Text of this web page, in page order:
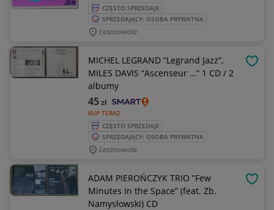
CZĘSTO SPRZEDAJE
SPRZEDAJĄCY: OSOBA PRYWATNA
Lesznowola
MICHEL LEGRAND ”Legrand Jazz”,
MILES DAVIS “Ascenseur …” 1 CD / 2
albumy
KUP TERAZ
45zł
CZĘSTO SPRZEDAJE
SPRZEDAJĄCY: OSOBA PRYWATNA
Lesznowola
ADAM PIEROŃCZYK TRIO ”Few
Minutes In the Space” (feat. Zb.
Namysłowski) CD